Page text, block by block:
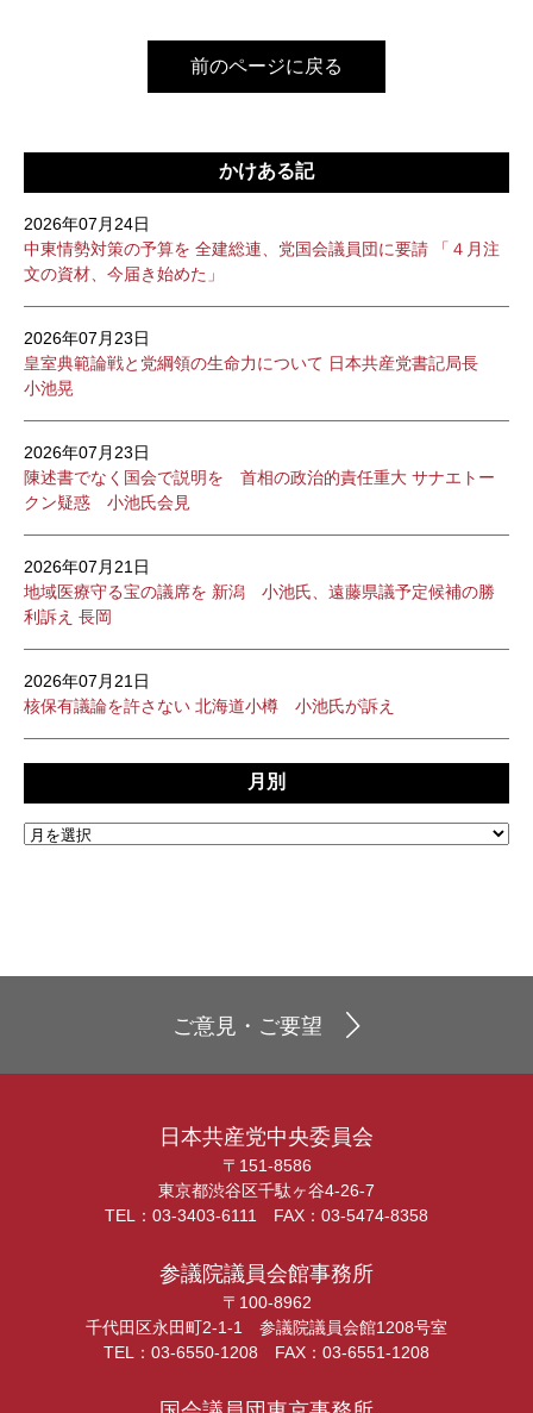
前のページに戻る
かけある記
2026年07月24日
中東情勢対策の予算を 全建総連、党国会議員団に要請 「４月注
文の資材、今届き始めた」
2026年07月23日
皇室典範論戦と党綱領の生命力について 日本共産党書記局長
小池晃
2026年07月23日
陳述書でなく国会で説明を 首相の政治的責任重大 サナエトー
クン疑惑 小池氏会見
2026年07月21日
地域医療守る宝の議席を 新潟 小池氏、遠藤県議予定候補の勝
利訴え 長岡
2026年07月21日
核保有議論を許さない 北海道小樽 小池氏が訴え
月別
ご意見・ご要望
日本共産党中央委員会
〒151-8586
東京都渋谷区千駄ヶ谷4-26-7
TEL：03-3403-6111 FAX：03-5474-8358
参議院議員会館事務所
〒100-8962
千代田区永田町2-1-1 参議院議員会館1208号室
TEL：03-6550-1208 FAX：03-6551-1208